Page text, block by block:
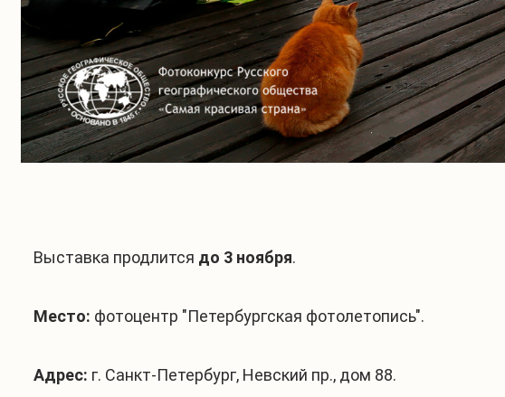
Выставка продлится до 3 ноября.
Место: фотоцентр "Петербургская фотолетопись".
Адрес: г. Санкт-Петербург, Невский пр., дом 88.